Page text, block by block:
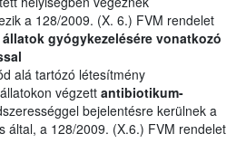
a 128/2009. (X. 6.) FVM rendelet
állatok gyógykezelésére vonatkozó
alá tartózó létesítmény
végzett antibiotikum-
bejelentésre kerülnek a
által, a 128/2009. (X.6.) FVM rendelet